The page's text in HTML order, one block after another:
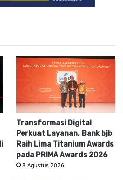
Transformasi Digital
Perkuat Layanan, Bank bjb
Raih Lima Titanium Awards
pada PRIMA Awards 2026
8 Agustus 2026